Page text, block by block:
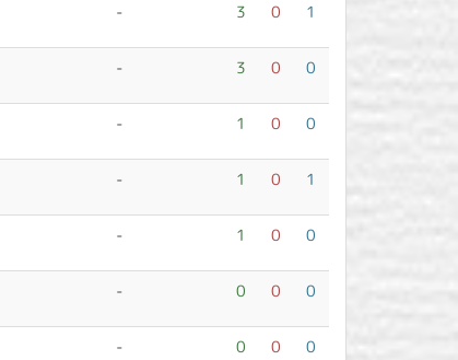
- 3 0 1
- 3 0 0
- 1 0 0
- 1 0 1
- 1 0 0
- 0 0 0
- 0 0 0